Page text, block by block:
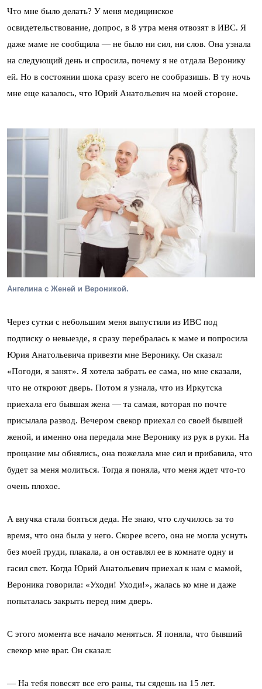
Что мне было делать? У меня медицинское
освидетельствование, допрос, в 8 утра меня отвозят в ИВС. Я
даже маме не сообщила — не было ни сил, ни слов. Она узнала
на следующий день и спросила, почему я не отдала Веронику
ей. Но в состоянии шока сразу всего не сообразишь. В ту ночь
мне еще казалось, что Юрий Анатольевич на моей стороне.
Ангелина с Женей и Вероникой.
Через сутки с небольшим меня выпустили из ИВС под
подписку о невыезде, я сразу перебралась к маме и попросила
Юрия Анатольевича привезти мне Веронику. Он сказал:
«Погоди, я занят». Я хотела забрать ее сама, но мне сказали,
что не откроют дверь. Потом я узнала, что из Иркутска
приехала его бывшая жена — та самая, которая по почте
присылала развод. Вечером свекор приехал со своей бывшей
женой, и именно она передала мне Веронику из рук в руки. На
прощание мы обнялись, она пожелала мне сил и прибавила, что
будет за меня молиться. Тогда я поняла, что меня ждет что-то
очень плохое.
А внучка стала бояться деда. Не знаю, что случилось за то
время, что она была у него. Скорее всего, она не могла уснуть
без моей груди, плакала, а он оставлял ее в комнате одну и
гасил свет. Когда Юрий Анатольевич приехал к нам с мамой,
Вероника говорила: «Уходи! Уходи!», жалась ко мне и даже
попыталась закрыть перед ним дверь.
С этого момента все начало меняться. Я поняла, что бывший
свекор мне враг. Он сказал:
— На тебя повесят все его раны, ты сядешь на 15 лет.